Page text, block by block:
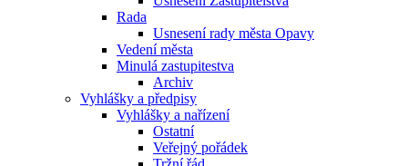
Rada
Usnesení rady města Opavy
Vedení města
Minulá zastupitestva
Archiv
Vyhlášky a předpisy
Vyhlášky a nařízení
Ostatní
Veřejný pořádek